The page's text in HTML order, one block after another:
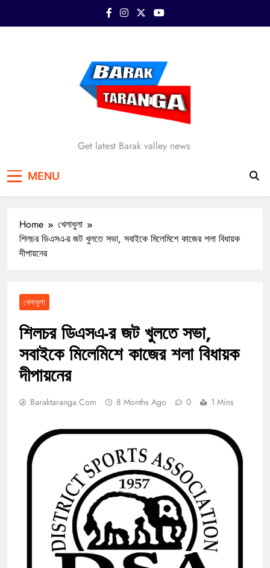
Barak Taranga
Get latest Barak valley news
MENU
Home
খেলাধুলা
শিলচর ডিএসএ-র জট খুলতে সভা, সবাইকে মিলেমিশে কাজের শলা বিধায়ক
দীপায়নের
খেলাধুলা
শিলচর ডিএসএ-র জট খুলতে সভা,
সবাইকে মিলেমিশে কাজের শলা বিধায়ক
দীপায়নের
Baraktaranga.com 8 Months Ago 0 1 Mins